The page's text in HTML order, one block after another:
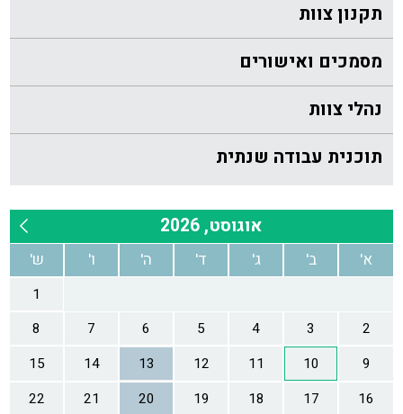
תקנון צוות
מסמכים ואישורים
נהלי צוות
תוכנית עבודה שנתית